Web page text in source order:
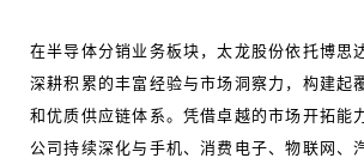
在半导体分销业务板块，太龙股份依托博思
深耕积累的丰富经验与市场洞察力，构建起
和优质供应链体系。凭借卓越的市场开拓能
公司持续深化与手机、消费电子、物联网、